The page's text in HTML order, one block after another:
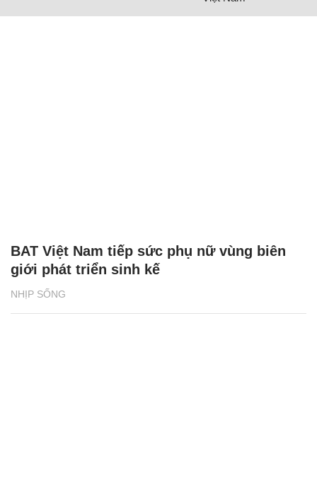
NHỊP SỐNG
BAT Việt Nam tiếp sức phụ nữ vùng biên
giới phát triển sinh kế